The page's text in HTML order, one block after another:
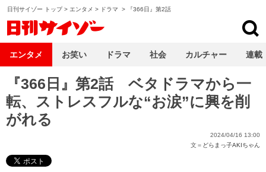
日刊サイゾー トップ> エンタメ > ドラマ > 『366日』第2話
『366日』第2話 ベタドラマから一
転、ストレスフルな“お涙”に興を削
がれる
2024/04/16 13:00
文＝ どらまっ子AKIちゃん
エンタメ お笑い ドラマ 社会 カルチャー 連載